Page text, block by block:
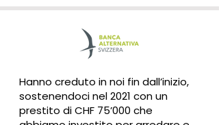
Hanno creduto in noi fin dall’inizio,
sostenendoci nel 2021 con un
prestito di CHF 75’000 che